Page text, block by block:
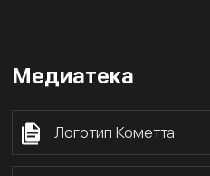
Медиатека
Логотип Кометта